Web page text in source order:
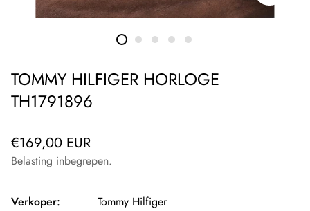
TOMMY HILFIGER HORLOGE
TH1791896
Normale
prijs
€169,00 EUR
Belasting inbegrepen.
Verkoper:
Tommy Hilfiger